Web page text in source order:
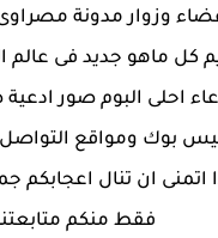
وزوار مدونة مصراوى
كل ماهو جديد فى عالم
احلى البوم صور
بوك ومواقع التواصل
ان تنال اعجابكم
فقط منكم